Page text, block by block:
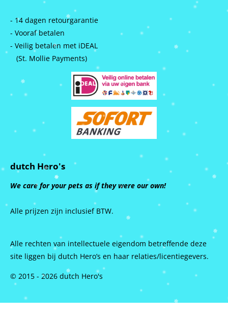
- 14 dagen retourgarantie
- Vooraf betalen
- Veilig betalen met iDEAL
(St. Mollie Payments)
dutch Hero's
We care for your pets as if they were our own!
Alle prijzen zijn inclusief BTW.
Alle rechten van intellectuele eigendom betreffende deze
site liggen bij dutch Hero’s en haar relaties/licentiegevers.
© 2015 - 2026 dutch Hero's